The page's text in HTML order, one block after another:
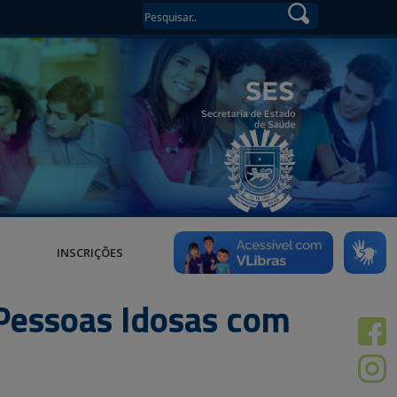
INSCRIÇÕES
Idosas com